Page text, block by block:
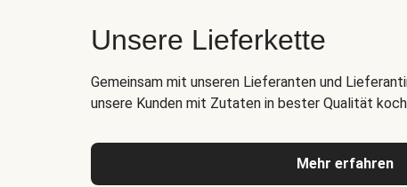
Unsere Lieferkette
Gemeinsam mit unseren Lieferanten und
unsere Kunden mit Zutaten in bester Qualität
Mehr erfahren